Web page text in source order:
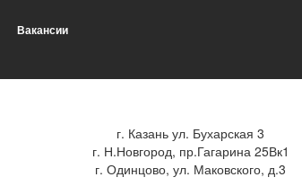
Вакансии
г. Казань ул. Бухарская 3
г. Н.Новгород, пр.Гагарина 25Вк1
г. Одинцово, ул. Маковского, д.3